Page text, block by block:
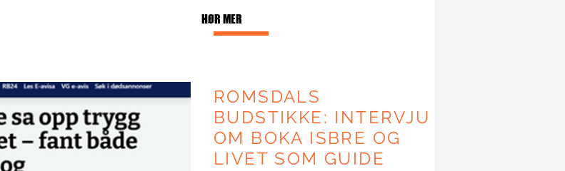
HØR MER
ROMSDALS
BUDSTIKKE: INTERVJU
OM BOKA ISBRE OG
LIVET SOM GUIDE